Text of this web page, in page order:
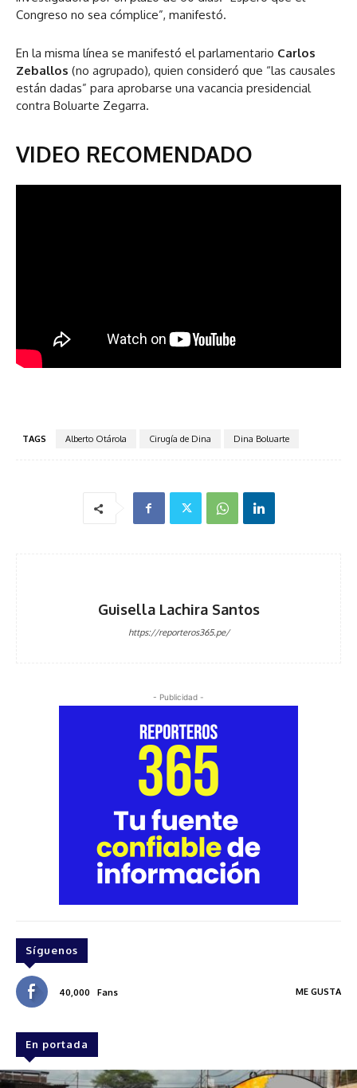
Congreso no sea cómplice”, manifestó.
En la misma línea se manifestó el parlamentario Carlos
Zeballos (no agrupado), quien consideró que “las causales
están dadas” para aprobarse una vacancia presidencial
contra Boluarte Zegarra.
VIDEO RECOMENDADO
TAGS Alberto Otárola Cirugía de Dina Dina Boluarte
Guisella Lachira Santos
https://reporteros365.pe/
- Publicidad -
Síguenos
40,000 Fans ME GUSTA
En portada